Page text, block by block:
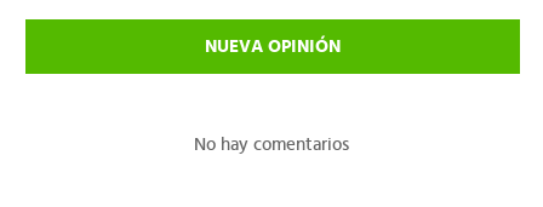
NUEVA OPINIÓN
No hay comentarios